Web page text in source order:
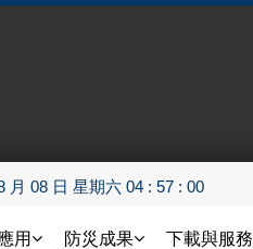
月 08 日 星期六 04 : 57 : 01
用 防災成果 下載與服務